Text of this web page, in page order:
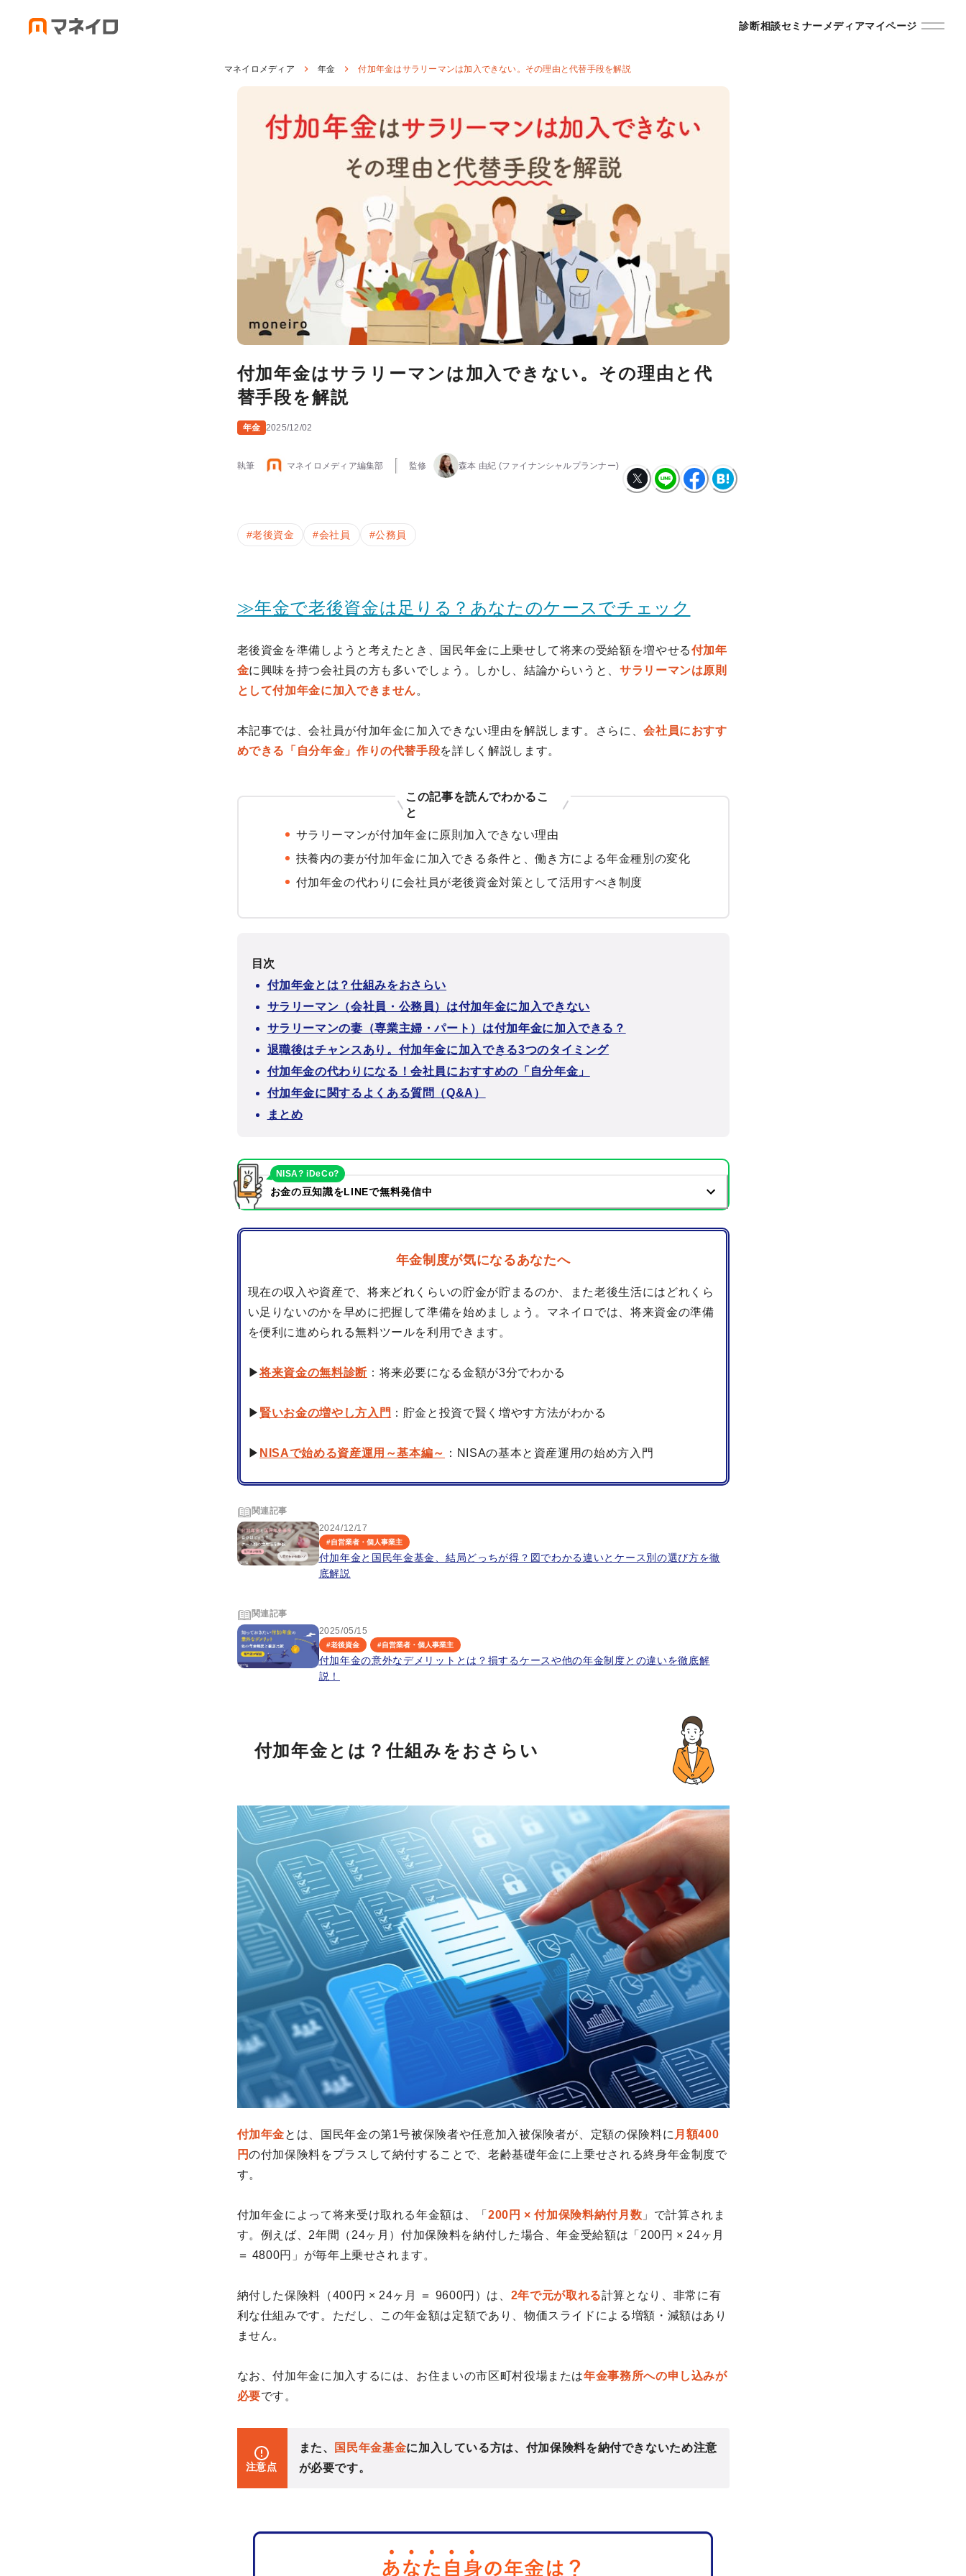
診断相談セミナーメディアマイページ
マネイロメディア 年金 付加年金はサラリーマンは加入できない。その理由と代替手段を解説
付加年金はサラリーマンは加入できない。その理由と代
替手段を解説
年金 2025/12/02
執筆 マネイロメディア編集部 監修 森本 由紀 (ファイナンシャルプランナー)
#老後資金 #会社員 #公務員
≫年金で老後資金は足りる？あなたのケースでチェック
老後資金を準備しようと考えたとき、国民年金に上乗せして将来の受給額を増やせる付加年
金に興味を持つ会社員の方も多いでしょう。しかし、結論からいうと、 サラリーマンは原則
として付加年金に加入できません。
本記事では、会社員が付加年金に加入できない理由を解説します。さらに、会社員におすす
めできる「自分年金」作りの代替手段を詳しく解説します。
この記事を読んでわかるこ
と
サラリーマンが付加年金に原則加入できない理由
扶養内の妻が付加年金に加入できる条件と、働き方による年金種別の変化
付加年金の代わりに会社員が老後資金対策として活用すべき制度
目次
付加年金とは？仕組みをおさらい
サラリーマン（会社員・公務員）は付加年金に加入できない
サラリーマンの妻（専業主婦・パート）は付加年金に加入できる？
退職後はチャンスあり。付加年金に加入できる3つのタイミング
付加年金の代わりになる！会社員におすすめの「自分年金」
付加年金に関するよくある質問（Q&A）
まとめ
お金の豆知識をLINEで無料発信中
NISA? iDeCo?
年金制度が気になるあなたへ
現在の収入や資産で、将来どれくらいの貯金が貯まるのか、また老後生活にはどれくら
い足りないのかを早めに把握して準備を始めましょう。マネイロでは、将来資金の準備
を便利に進められる無料ツールを利用できます。
▶将来資金の無料診断：将来必要になる金額が3分でわかる
▶ 賢いお金の増やし方入門 ：貯金と投資で賢く増やす方法がわかる
▶ NISAで始める資産運用～基本編～ ：NISAの基本と資産運用の始め方入門
関連記事
2024/12/17
#自営業者・個人事業主
付加年金と国民年金基金、結局どっちが得？図でわかる違いとケース別の選び方を徹
底解説
関連記事
2025/05/15
#老後資金 #自営業者・個人事業主
付加年金の意外なデメリットとは？損するケースや他の年金制度との違いを徹底解
説！
付加年金とは？仕組みをおさらい
付加年金とは、国民年金の第1号被保険者や任意加入被保険者が、定額の保険料に 月額400
円の付加保険料をプラスして納付することで、老齢基礎年金に上乗せされる終身年金制度で
す。
付加年金によって将来受け取れる年金額は、「 200円 × 付加保険料納付月数 」で計算されま
す。例えば、2年間（24ヶ月）付加保険料を納付した場合、年金受給額は「200円 × 24ヶ月
＝ 4800円」が毎年上乗せされます。
納付した保険料（400円 × 24ヶ月 ＝ 9600円）は、 2年で元が取れる計算となり、非常に有
利な仕組みです。ただし、この年金額は定額であり、物価スライドによる増額・減額はあり
ません。
なお、付加年金に加入するには、お住まいの市区町村役場または年金事務所への申し込みが
必要です。
注意点
また、 国民年金基金に加入している方は、付加保険料を納付できないため注意
が必要です。